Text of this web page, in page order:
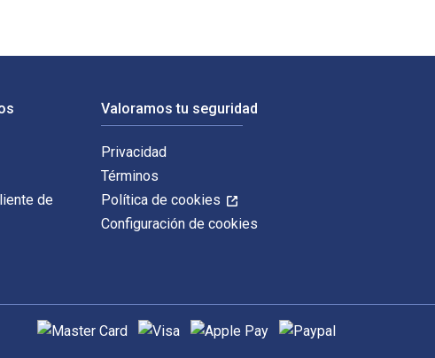
de
Valoramos tu seguridad
Privacidad
Términos
Política de cookies
Configuración de cookies
Métodos de pago admitidos